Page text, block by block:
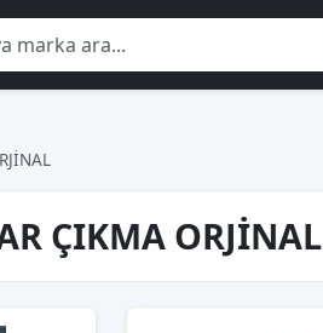
ÇIKMA ORJİNAL